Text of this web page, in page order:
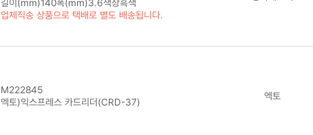
길이(mm)140폭(mm)3.6색상흑색
업체직송 상품으로 택배로 별도 배송됩니다.
M222845
엑토)익스프레스 카드리더(CRD-37)
엑토